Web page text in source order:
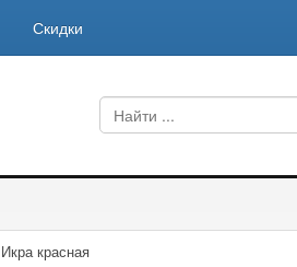
Скидки
Икра красная